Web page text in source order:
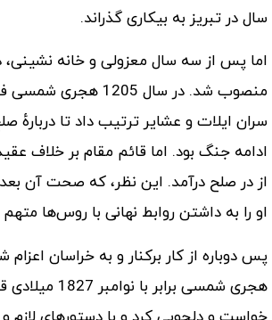
سال در تبریز به بیکاری گذراند.
منصوب شد. در سال
سران ایلات و عشایر ترتیب داد تا
ادامه جنگ بود. اما قائم مقام بر خلاف
از در صلح درآمد. این نظر، که صحت آن
او را به داشتن روابط نهانی با روس‌ها متهم
هجری شمسی